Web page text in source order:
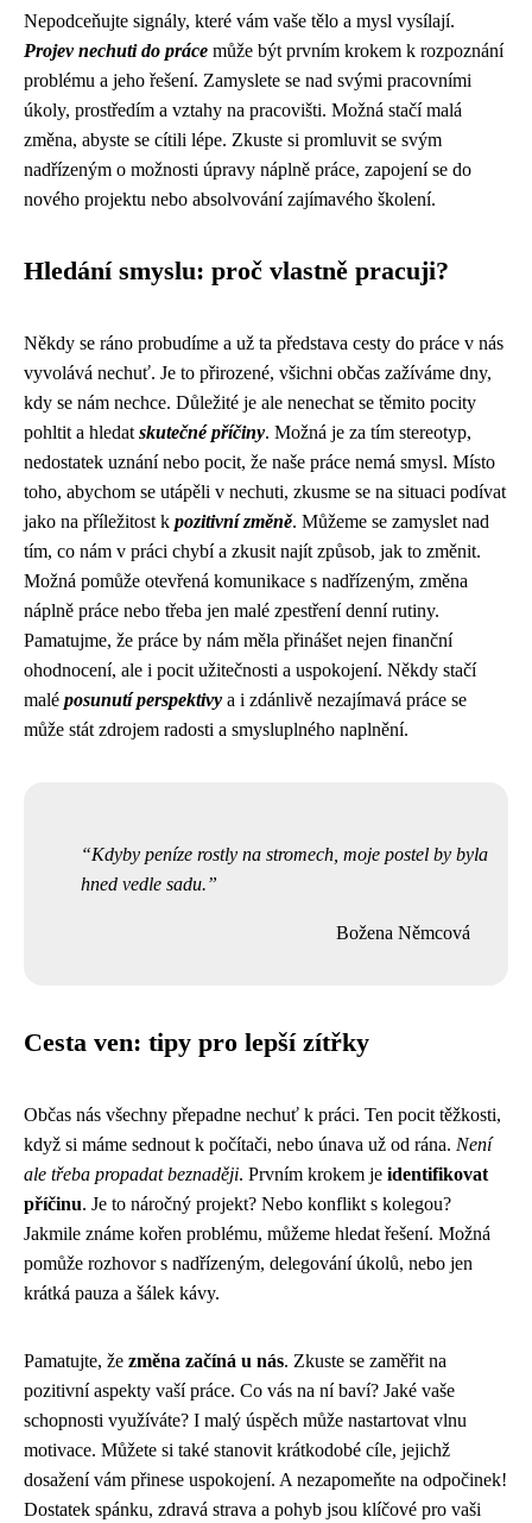
Nepodceňujte signály, které vám vaše tělo a mysl vysílají.
Projev nechuti do práce může být prvním krokem k rozpoznání
problému a jeho řešení. Zamyslete se nad svými pracovními
úkoly, prostředím a vztahy na pracovišti. Možná stačí malá
změna, abyste se cítili lépe. Zkuste si promluvit se svým
nadřízeným o možnosti úpravy náplně práce, zapojení se do
nového projektu nebo absolvování zajímavého školení.
Hledání smyslu: proč vlastně pracuji?
Někdy se ráno probudíme a už ta představa cesty do práce v nás
vyvolává nechuť. Je to přirozené, všichni občas zažíváme dny,
kdy se nám nechce. Důležité je ale nenechat se těmito pocity
pohltit a hledat skutečné příčiny. Možná je za tím stereotyp,
nedostatek uznání nebo pocit, že naše práce nemá smysl. Místo
toho, abychom se utápěli v nechuti, zkusme se na situaci podívat
jako na příležitost k pozitivní změně. Můžeme se zamyslet nad
tím, co nám v práci chybí a zkusit najít způsob, jak to změnit.
Možná pomůže otevřená komunikace s nadřízeným, změna
náplně práce nebo třeba jen malé zpestření denní rutiny.
Pamatujme, že práce by nám měla přinášet nejen finanční
ohodnocení, ale i pocit užitečnosti a uspokojení. Někdy stačí
malé posunutí perspektivy a i zdánlivě nezajímavá práce se
může stát zdrojem radosti a smysluplného naplnění.
Kdyby peníze rostly na stromech, moje postel by byla
hned vedle sadu.
Božena Němcová
Cesta ven: tipy pro lepší zítřky
Občas nás všechny přepadne nechuť k práci. Ten pocit těžkosti,
když si máme sednout k počítači, nebo únava už od rána. Není
ale třeba propadat beznaději. Prvním krokem je identifikovat
příčinu. Je to náročný projekt? Nebo konflikt s kolegou?
Jakmile známe kořen problému, můžeme hledat řešení. Možná
pomůže rozhovor s nadřízeným, delegování úkolů, nebo jen
krátká pauza a šálek kávy.
Pamatujte, že změna začíná u nás. Zkuste se zaměřit na
pozitivní aspekty vaší práce. Co vás na ní baví? Jaké vaše
schopnosti využíváte? I malý úspěch může nastartovat vlnu
motivace. Můžete si také stanovit krátkodobé cíle, jejichž
dosažení vám přinese uspokojení. A nezapomeňte na odpočinek!
Dostatek spánku, zdravá strava a pohyb jsou klíčové pro vaši